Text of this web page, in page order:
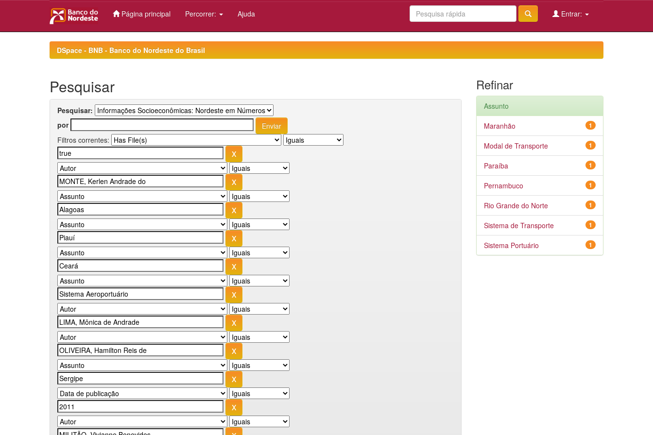
Página principal Percorrer: Ajuda Entrar:
DSpace - BNB - Banco do Nordeste do Brasil
Pesquisar
Pesquisar:
por
Filtros correntes:
Refinar
Assunto
1
Maranhão
1
Modal de Transporte
1
Paraíba
1
Pernambuco
1
Rio Grande do Norte
1
Sistema de Transporte
1
Sistema Portuário